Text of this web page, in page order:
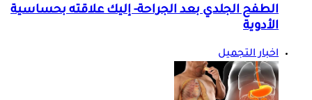
الطفح الجلدي بعد الجراحة- إليك علاقته بحساسية
الأدوية
اخبار التجميل